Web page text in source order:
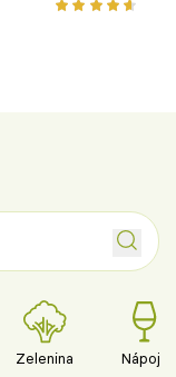
Zelenina Nápoje